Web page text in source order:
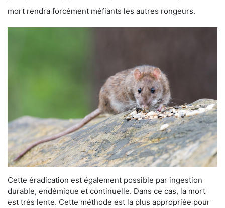
mort rendra forcément méfiants les autres rongeurs.
Cette éradication est également possible par ingestion
durable, endémique et continuelle. Dans ce cas, la mort
est très lente. Cette méthode est la plus appropriée pour